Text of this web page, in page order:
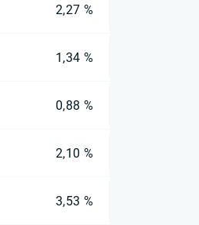
2,27 %
1,34 %
0,88 %
2,10 %
3,53 %